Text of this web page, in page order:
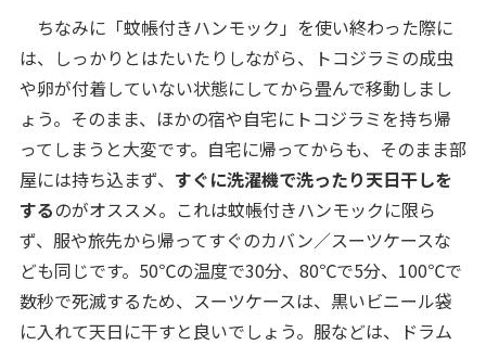
ちなみに「蚊帳付きハンモック」を使い終わった際に
は、しっかりとはたいたりしながら、トコジラミの成虫
や卵が付着していない状態にしてから畳んで移動しまし
ょう。そのまま、ほかの宿や自宅にトコジラミを持ち帰
ってしまうと大変です。自宅に帰ってからも、そのまま部
屋には持ち込まず、 すぐに洗濯機で洗ったり天日干しを
するのがオススメ。これは蚊帳付きハンモックに限ら
ず、服や旅先から帰ってすぐのカバン／スーツケースな
ども同じです。50℃の温度で30分、80℃で5分、100℃で
数秒で死滅するため、スーツケースは、黒いビニール袋
に入れて天日に干すと良いでしょう。服などは、ドラム